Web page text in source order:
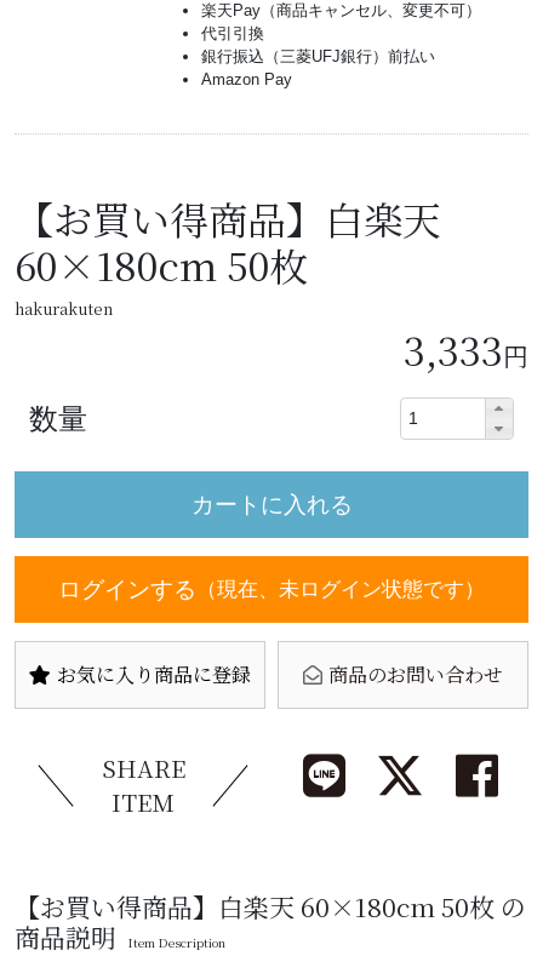
楽天Pay（商品キャンセル、変更不可）
代引引換
銀行振込（三菱UFJ銀行）前払い
Amazon Pay
【お買い得商品】白楽天
60×180cm 50枚
hakurakuten
3,333円
数量
ログインする （現在、未ログイン状態です）
お気に入り商品に登録 商品のお問い合わせ
SHARE
ITEM
【お買い得商品】白楽天 60×180cm 50枚 の
商品説明
Item Description